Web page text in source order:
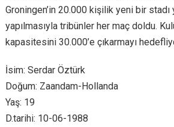
Groningen’in 20.000 kişilik yeni bir stadı
yapılmasıyla tribünler her maç doldu.
kapasitesini 30.000’e çıkarmayı
İsim: Serdar Öztürk
Doğum: Zaandam-Hollanda
Yaş: 19
D.tarihi: 10-06-1988